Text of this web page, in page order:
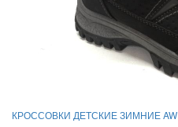
КРОССОВКИ ДЕТСКИЕ ЗИМНИЕ AW